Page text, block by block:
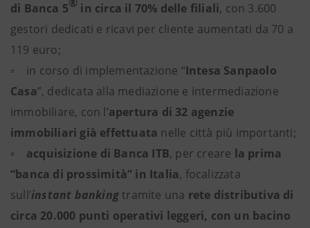
di Banca 5
in circa il 70% delle filiali, con 3.600
gestori dedicati e ricavi per cliente aumentati da 70 a
119 euro;
▫ in corso di implementazione “Intesa Sanpaolo
Casa”, dedicata alla mediazione e intermediazione
immobiliare, con l’apertura di 32 agenzie
immobiliari già effettuata nelle città più importanti;
▫ acquisizione di Banca ITB, per creare la prima
“banca di prossimità” in Italia, focalizzata
sull’instant bankingtramite una rete distributiva di
circa 20.000 punti operativi leggeri, con un bacino